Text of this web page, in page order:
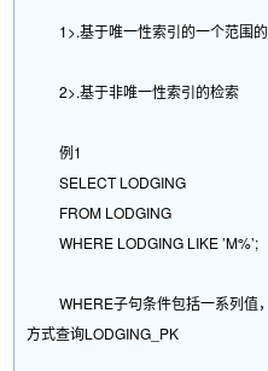
1>.基于唯一性索引的一个范围
2>.基于非唯一性索引的检索
例1
SELECT LODGING
FROM LODGING
WHERE LODGING LIKE ’M%’;
WHERE子句条件包括一系列值
方式查询LODGING_PK